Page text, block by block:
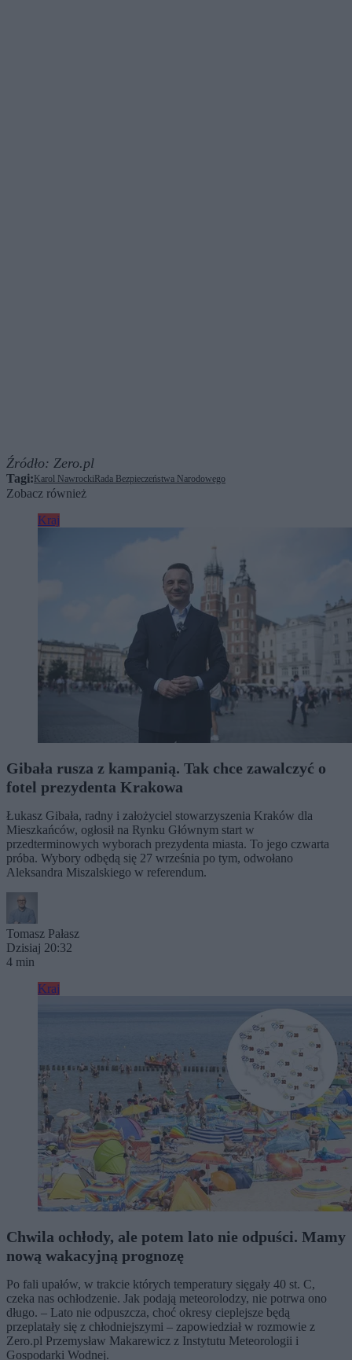
Źródło: Zero.pl
Tagi: Karol Nawrocki Rada Bezpieczeństwa Narodowego
Zobacz również
Kraj
Gibała rusza z kampanią. Tak chce zawalczyć o
fotel prezydenta Krakowa
Łukasz Gibała, radny i założyciel stowarzyszenia Kraków dla
Mieszkańców, ogłosił na Rynku Głównym start w
przedterminowych wyborach prezydenta miasta. To jego czwarta
próba. Wybory odbędą się 27 września po tym, odwołano
Aleksandra Miszalskiego w referendum.
Tomasz Pałasz
Dzisiaj 20:32
4 min
Kraj
Chwila ochłody, ale potem lato nie odpuści. Mamy
nową wakacyjną prognozę
Po fali upałów, w trakcie których temperatury sięgały 40 st. C,
czeka nas ochłodzenie. Jak podają meteorolodzy, nie potrwa ono
długo. – Lato nie odpuszcza, choć okresy cieplejsze będą
przeplatały się z chłodniejszymi – zapowiedział w rozmowie z
Zero.pl Przemysław Makarewicz z Instytutu Meteorologii i
Gospodarki Wodnej.